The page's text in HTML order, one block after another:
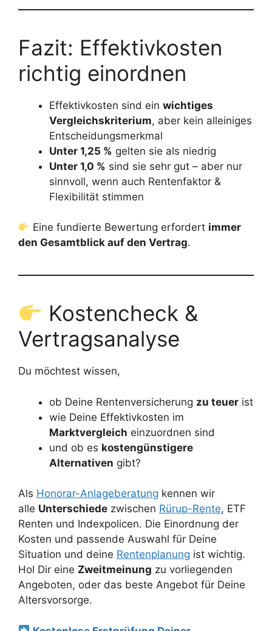
Fazit: Effektivkosten
richtig einordnen
Effektivkosten sind ein wichtiges
Vergleichskriterium, aber kein alleiniges
Entscheidungsmerkmal
Unter 1,25 % gelten sie als niedrig
Unter 1,0 % sind sie sehr gut – aber nur
sinnvoll, wenn auch Rentenfaktor &
Flexibilität stimmen
Eine fundierte Bewertung erfordert immer
den Gesamtblick auf den Vertrag.
Kostencheck &
Vertragsanalyse
Du möchtest wissen,
ob Deine Rentenversicherung zu teuer ist
wie Deine Effektivkosten im
Marktvergleich einzuordnen sind
und ob es kostengünstigere
Alternativen gibt?
Als Honorar-Anlageberatung kennen wir
alle Unterschiede zwischen Rürup-Rente, ETF
Renten und Indexpolicen. Die Einordnung der
Kosten und passende Auswahl für Deine
Situation und deine Rentenplanung ist wichtig.
Hol Dir eine Zweitmeinung zu vorliegenden
Angeboten, oder das beste Angebot für Deine
Altersvorsorge.